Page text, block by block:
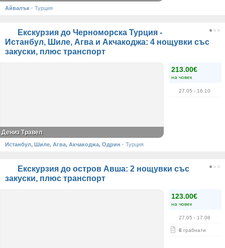
Айвалък · Турция
Екскурзия до Черноморска Турция -
Истанбул, Шиле, Агва и Акчакоджа: 4 нощувки със
закуски, плюс транспорт
213.00€
на човек
27.05 - 16.10
Дениз Травел
Истанбул, Шиле, Агва, Акчакоджа, Одрин · Турция
Екскурзия до остров Авша: 2 нощувки със
закуски, плюс транспорт
123.00€
на човек
27.05 - 17.08
6 грабнати